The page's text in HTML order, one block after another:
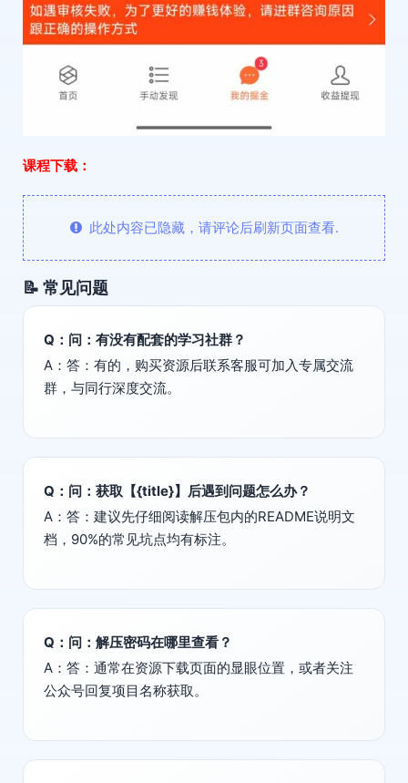
课程下载：
此处内容已隐藏，请评论后刷新页面查看.
📝 常见问题
Q：问：有没有配套的学习社群？
A：答：有的，购买资源后联系客服可加入专属交流
群，与同行深度交流。
Q：问：获取【{title}】后遇到问题怎么办？
A：答：建议先仔细阅读解压包内的README说明文
档，90%的常见坑点均有标注。
Q：问：解压密码在哪里查看？
A：答：通常在资源下载页面的显眼位置，或者关注
公众号回复项目名称获取。